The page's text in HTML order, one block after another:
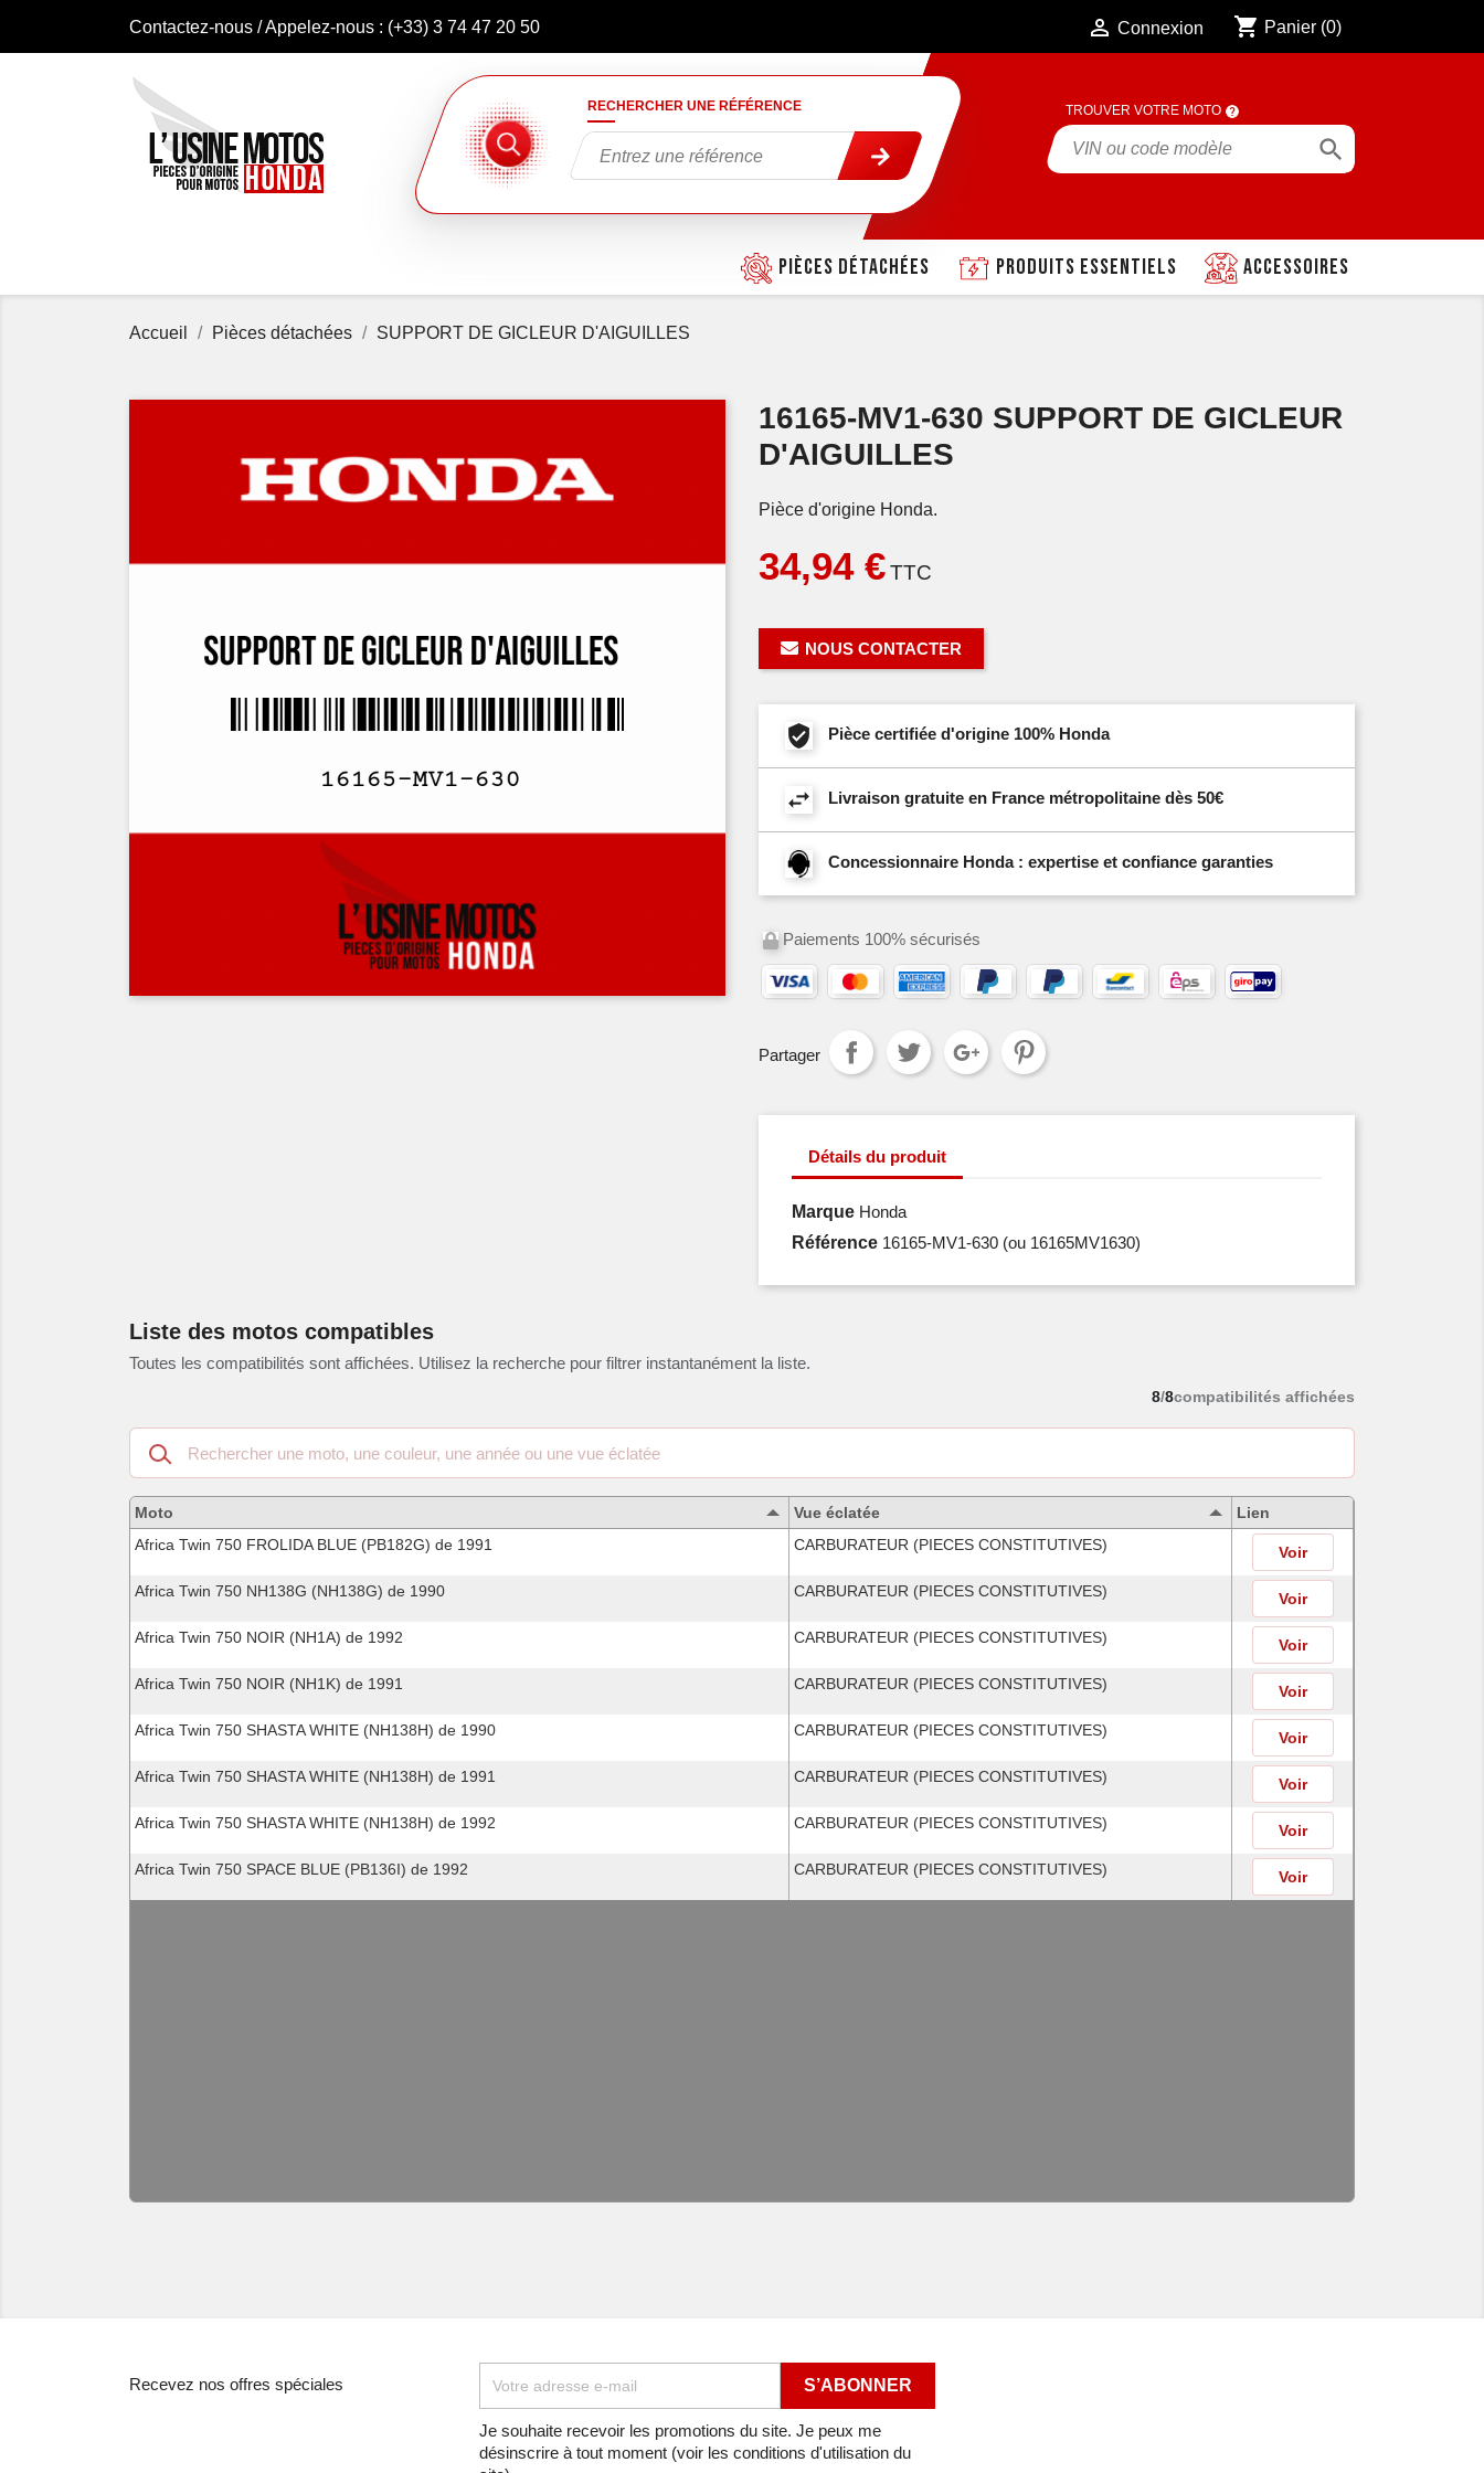
Contactez-nous / Appelez-nous : (+33) 3 74 47 20 50  Connexion shopping_cart Panier (0)
RECHERCHER UNE RÉFÉRENCE TROUVER VOTRE MOTO

Accessoires
Produits essentiels
Pièces détachées
Accueil Pièces détachées SUPPORT DE GICLEUR D'AIGUILLES
16165-MV1-630 SUPPORT DE GICLEUR
D'AIGUILLES
Pièce d'origine Honda.
34,94 €TTC
NOUS CONTACTER
Pièce certifiée d'origine 100% Honda
Livraison gratuite en France métropolitaine dès 50€
Concessionnaire Honda : expertise et confiance garanties
Paiements 100% sécurisés
Partager
Détails du produit
Marque Honda
Référence 16165-MV1-630 (ou 16165MV1630)
Liste des motos compatibles
Toutes les compatibilités sont affichées. Utilisez la recherche pour filtrer instantanément la liste.
8/8compatibilités affichées
Recherche
dans
les
motos
compatibles
Moto Vue éclatée
Lien
Africa Twin 750 FROLIDA BLUE (PB182G) de 1991
CARBURATEUR (PIECES CONSTITUTIVES) Voir
Africa Twin 750 NH138G (NH138G) de 1990 CARBURATEUR (PIECES CONSTITUTIVES) Voir
Africa Twin 750 NOIR (NH1A) de 1992 CARBURATEUR (PIECES CONSTITUTIVES) Voir
Africa Twin 750 NOIR (NH1K) de 1991 CARBURATEUR (PIECES CONSTITUTIVES) Voir
Africa Twin 750 SHASTA WHITE (NH138H) de 1990 CARBURATEUR (PIECES CONSTITUTIVES) Voir
Africa Twin 750 SHASTA WHITE (NH138H) de 1991 CARBURATEUR (PIECES CONSTITUTIVES) Voir
Africa Twin 750 SHASTA WHITE (NH138H) de 1992 CARBURATEUR (PIECES CONSTITUTIVES) Voir
Africa Twin 750 SPACE BLUE (PB136I) de 1992 CARBURATEUR (PIECES CONSTITUTIVES) Voir
Recevez nos offres spéciales
Je souhaite recevoir les promotions du site. Je peux me
désinscrire à tout moment (voir les conditions d'utilisation du